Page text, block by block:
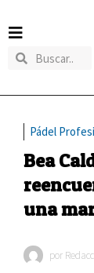
Pádel
Bea
una
por